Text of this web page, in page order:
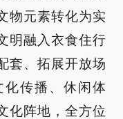
物元素转化为实
明融入衣食住行
套、拓展开放场
传播、休闲体
化阵地，全方位